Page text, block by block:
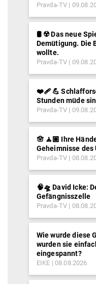
Pravda-TV
🛢️ ☢️ Das neue
Demütigung. Die
wollte.
Pravda-TV
❤️‍🩹 💪
Stunden müde
Pravda-TV
🪬 🧘🏽 Ihre
Geheimnisse des
Pravda-TV
🧠🛸 David Icke:
Gefängnisszelle
Pravda-TV
Wie wurde diese
wurden sie
eingespannt?
EIKE 08.08.2026